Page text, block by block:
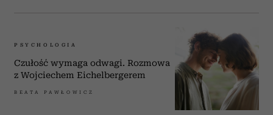
PSYCHOLOGIA
Czułość wymaga odwagi. Rozmowa
z Wojciechem Eichelbergerem
BEATA PAWŁOWICZ